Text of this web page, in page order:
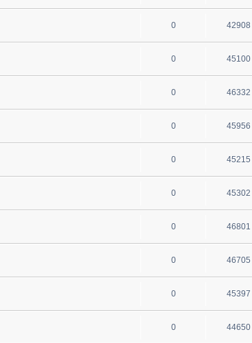
0 42908
0 45100
0 46332
0 45956
0 45215
0 45302
0 46801
0 46705
0 45397
0 44650